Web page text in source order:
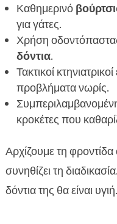
Καθημερινό
για γάτες.
Χρήση
δόντια.
Τακτικοί
προβλήματα νωρίς.
κροκέτες που
Αρχίζουμε τη
συνηθίζει τη
δόντια της θα είναι υγιή.